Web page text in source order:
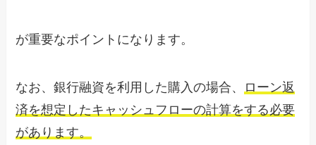
が重要なポイントになります。
なお、銀行融資を利用した購入の場合、
ローン返
済を想定したキャッシュフローの計算をする必要
があります。